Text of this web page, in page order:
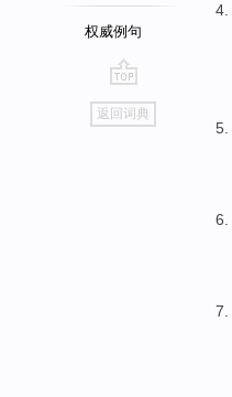
权威例句
go
top
返回词典